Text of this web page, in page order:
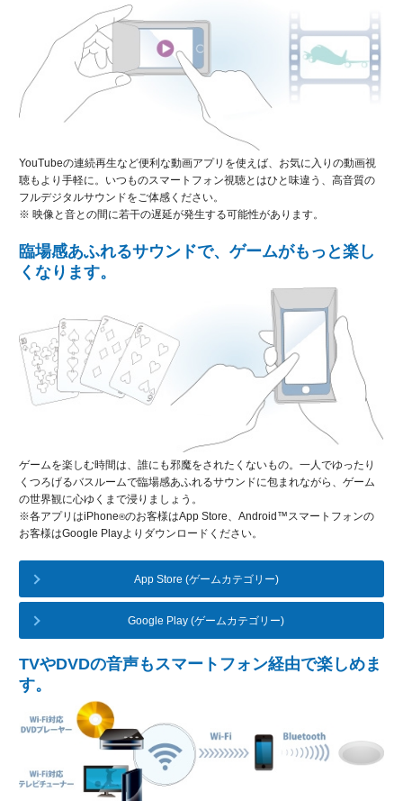
YouTubeの連続再生など便利な動画アプリを使えば、お気に入りの動画視
聴もより手軽に。いつものスマートフォン視聴とはひと味違う、高音質の
フルデジタルサウンドをご体感ください。
※ 映像と音との間に若干の遅延が発生する可能性があります。
臨場感あふれるサウンドで、ゲームがもっと楽し
くなります。
ゲームを楽しむ時間は、誰にも邪魔をされたくないもの。一人でゆったり
くつろげるバスルームで臨場感あふれるサウンドに包まれながら、ゲーム
の世界観に心ゆくまで浸りましょう。
※各アプリはiPhone®のお客様はApp Store、Android™スマートフォンの
お客様はGoogle Playよりダウンロードください。
App Store (ゲームカテゴリー)
Google Play (ゲームカテゴリー)
TVやDVDの音声もスマートフォン経由で楽しめま
す。